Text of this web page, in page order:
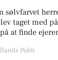
sølvfarvet
taget med
at finde
Politi